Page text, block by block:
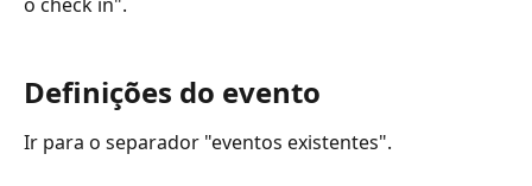
Definições do evento
Ir para o separador "eventos existentes".